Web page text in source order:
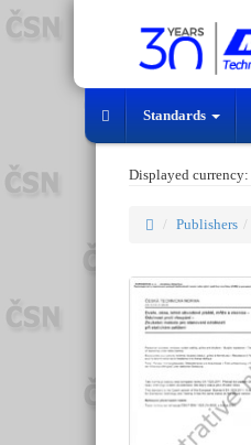
Standards
Displayed currency:
Publishers